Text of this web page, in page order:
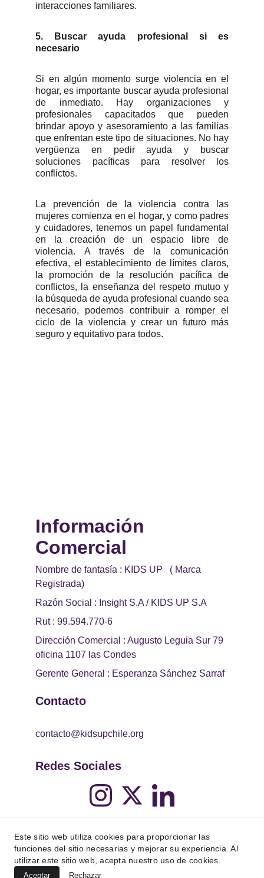
interacciones familiares.
5. Buscar ayuda profesional si es
necesario
Si en algún momento surge violencia en el
hogar, es importante buscar ayuda profesional
de inmediato. Hay organizaciones y
profesionales capacitados que pueden
brindar apoyo y asesoramiento a las familias
que enfrentan este tipo de situaciones. No hay
vergüenza en pedir ayuda y buscar
soluciones pacíficas para resolver los
conflictos.
La prevención de la violencia contra las
mujeres comienza en el hogar, y como padres
y cuidadores, tenemos un papel fundamental
en la creación de un espacio libre de
violencia. A través de la comunicación
efectiva, el establecimiento de límites claros,
la promoción de la resolución pacífica de
conflictos, la enseñanza del respeto mutuo y
la búsqueda de ayuda profesional cuando sea
necesario, podemos contribuir a romper el
ciclo de la violencia y crear un futuro más
seguro y equitativo para todos.
Contacto
contacto@kidsupchile.org
Redes Sociales
Información
Comercial
Nombre de fantasía : KIDS UP   ( Marca
Registrada)
Razón Social : Insight S.A / KIDS UP S.A
Rut : 99.594.770-6
Dirección Comercial : Augusto Leguia Sur 79
oficina 1107 las Condes
Gerente General : Esperanza Sánchez Sarraf
Este sitio web utiliza cookies para proporcionar las
funciones del sitio necesarias y mejorar su experiencia. Al
utilizar este sitio web, acepta nuestro uso de cookies.
Aceptar Rechazar